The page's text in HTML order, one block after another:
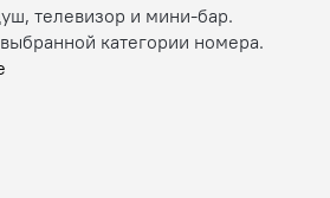
телевизор и мини-бар.
категории номера.